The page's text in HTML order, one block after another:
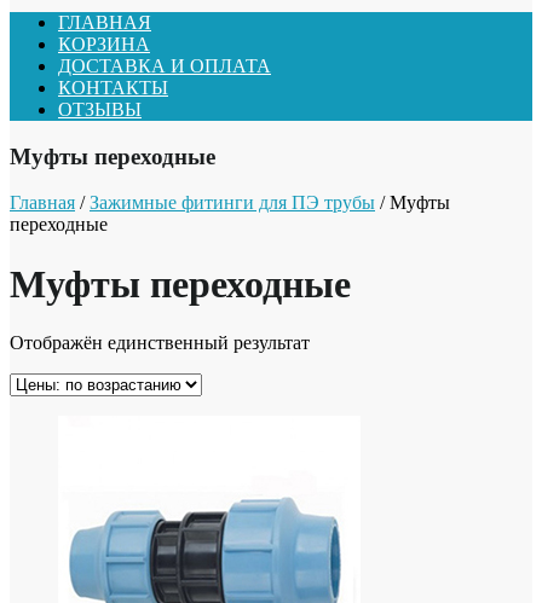
ГЛАВНАЯ
КОРЗИНА
ДОСТАВКА И ОПЛАТА
КОНТАКТЫ
ОТЗЫВЫ
Муфты переходные
Главная /Зажимные фитинги для ПЭ трубы / Муфты
переходные
Муфты переходные
Отображён единственный результат